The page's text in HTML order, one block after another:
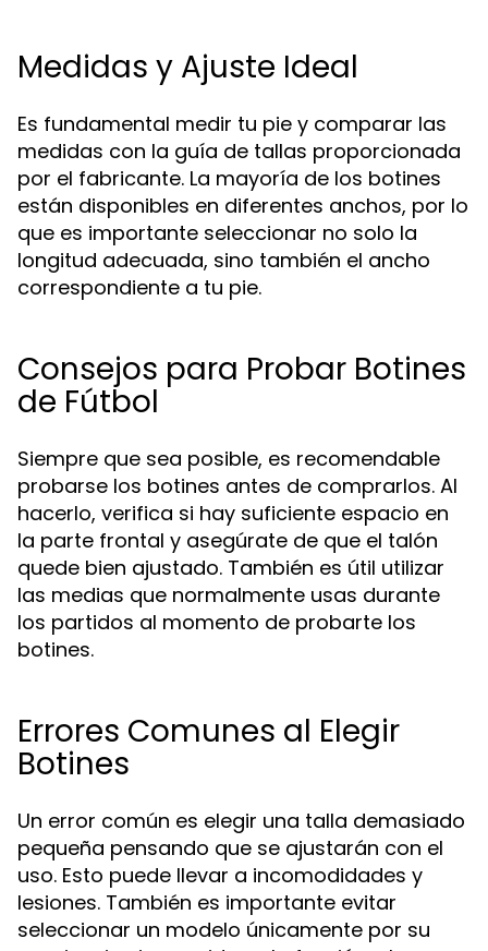
Medidas y Ajuste Ideal
Es fundamental medir tu pie y comparar las
medidas con la guía de tallas proporcionada
por el fabricante. La mayoría de los botines
están disponibles en diferentes anchos, por lo
que es importante seleccionar no solo la
longitud adecuada, sino también el ancho
correspondiente a tu pie.
Consejos para Probar Botines
de Fútbol
Siempre que sea posible, es recomendable
probarse los botines antes de comprarlos. Al
hacerlo, verifica si hay suficiente espacio en
la parte frontal y asegúrate de que el talón
quede bien ajustado. También es útil utilizar
las medias que normalmente usas durante
los partidos al momento de probarte los
botines.
Errores Comunes al Elegir
Botines
Un error común es elegir una talla demasiado
pequeña pensando que se ajustarán con el
uso. Esto puede llevar a incomodidades y
lesiones. También es importante evitar
seleccionar un modelo únicamente por su